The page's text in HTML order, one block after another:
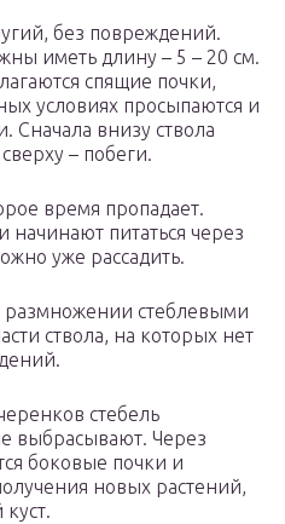
без повреждений.
иметь длину – 5 – 20 см.
спящие почки,
условиях просыпаются и
Сначала внизу ствола
– побеги.
время пропадает.
питаться через
уже рассадить.
стеблевыми
ствола, на которых нет
стебель
выбрасывают. Через
боковые почки и
новых растений,